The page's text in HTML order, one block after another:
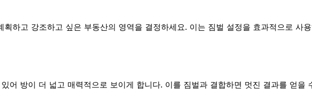
하고 강조하고 싶은 부동산의 영역을 결정하세요. 이는 짐벌 설정을 효과적으로 사
어 방이 더 넓고 매력적으로 보이게 합니다. 이를 짐벌과 결합하면 멋진 결과를 얻을